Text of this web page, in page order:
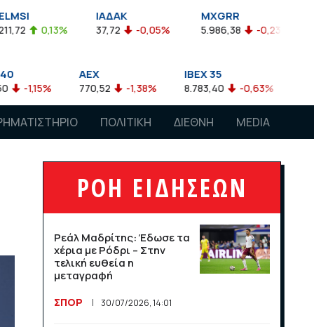
ΙΑΔΑΚ
37,72 -0,05%
MXGRR
5.986,38 -0,23%
ΣΑΓΔ
2.924,61
-1,38%
IBEX 35
8.783,40 -0,63%
ATX
4.007,68 -0,57%
ΠΟΛΙΤΙΚΗ ΔΙΕΘΝΗ MEDIA
ΡΟΗ ΕΙΔΗΣΕΩΝ
Ρεάλ Μαδρίτης: Έδωσε τα
χέρια με Ρόδρι – Στην
τελική ευθεία η
μεταγραφή
ΣΠΟΡ 30/07/2026, 14:01